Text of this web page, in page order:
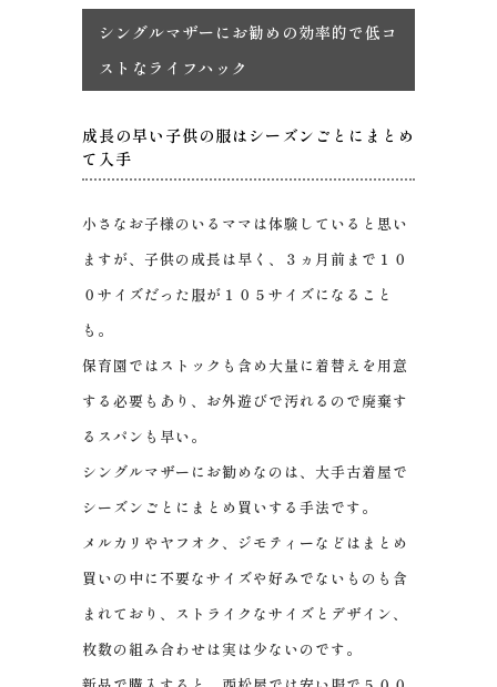
シングルマザーにお勧めの効率的で低コ
ストなライフハック
成長の早い子供の服はシーズンごとにまとめ
て入手
小さなお子様のいるママは体験していると思い
ますが、子供の成長は早く、３ヵ月前まで１０
０サイズだった服が１０５サイズになること
も。
保育園ではストックも含め大量に着替えを用意
する必要もあり、お外遊びで汚れるので廃棄す
るスパンも早い。
シングルマザーにお勧めなのは、大手古着屋で
シーズンごとにまとめ買いする手法です。
メルカリやヤフオク、ジモティーなどはまとめ
買いの中に不要なサイズや好みでないものも含
まれており、ストライクなサイズとデザイン、
枚数の組み合わせは実は少ないのです。